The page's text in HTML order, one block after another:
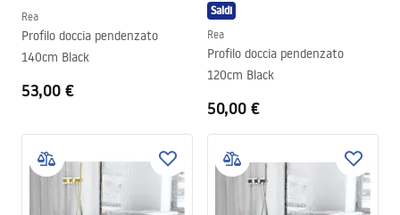
Rea
Profilo doccia pendenzato
140cm Black
53,00 €
Saldi
Rea
Profilo doccia pendenzato
120cm Black
50,00 €